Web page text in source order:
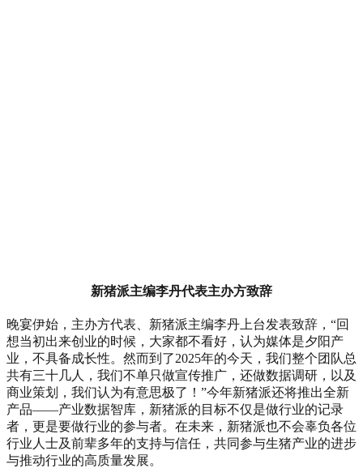
新猪派主编李丹代表主办方致辞
晚宴伊始，主办方代表、新猪派主编李丹上台发表致辞，“回
想当初出来创业的时候，大家都不看好，认为媒体是夕阳产
业，不具备成长性。然而到了2025年的今天，我们整个团队总
共有三十几人，我们不单只做宣传推广，还做数据调研，以及
商业策划，我们认为有意思极了！”今年新猪派还将推出全新
产品——产业数据智库，新猪派的目标不仅是做行业的记录
者，更是要做行业的参与者。在未来，新猪派也不会辜负各位
行业人士及前辈多年的支持与信任，共同参与生猪产业的进步
与推动行业的高质量发展。